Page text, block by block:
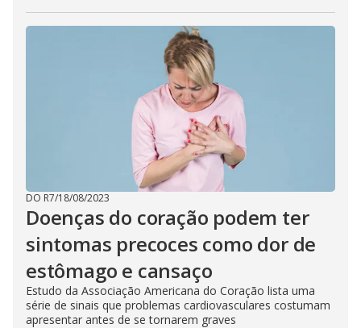
DO R7/18/08/2023
Doenças do coração podem ter
sintomas precoces como dor de
estômago e cansaço
Estudo da Associação Americana do Coração lista uma
série de sinais que problemas cardiovasculares costumam
apresentar antes de se tornarem graves